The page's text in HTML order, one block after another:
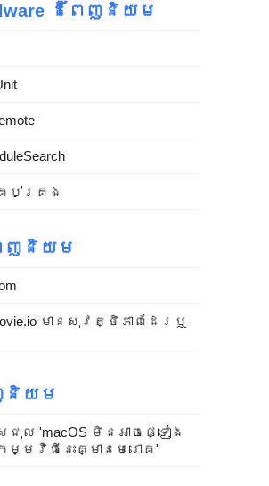
ដ៏ពេញនិយម
ប់គ្រង
េញនិយម
មានសុវត្ថិភាពដែរឬ
និយម
ជុល 'macOS មិនអាចផ្ទៀង
ម្មវិធីនេះគ្មានមេរោគ'